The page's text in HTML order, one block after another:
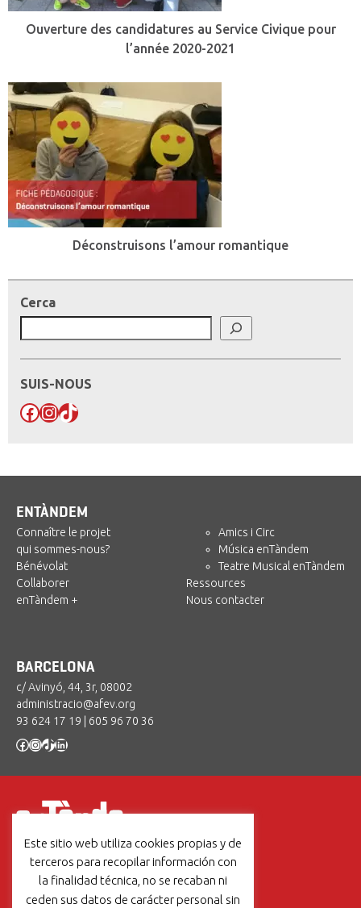
Ouverture des candidatures au Service Civique pour
l’année 2020-2021
Déconstruisons l’amour romantique
Cerca
SUIS-NOUS
Facebook
Instagram
TikTok
ENTÀNDEM
Connaître le projet
qui sommes-nous?
Bénévolat
Collaborer
enTàndem +
Amics i Circ
Música enTàndem
Teatre Musical enTàndem
Ressources
Nous contacter
BARCELONA
c/ Avinyó, 44, 3r, 08002
administracio@afev.org
93 624 17 19
605 96 70 36
Facebook
Instagram
TikTok
LinkedIn
Un projecte de:
Este sitio web utiliza cookies propias y de
terceros para recopilar información con
la finalidad técnica, no se recaban ni
ceden sus datos de carácter personal sin